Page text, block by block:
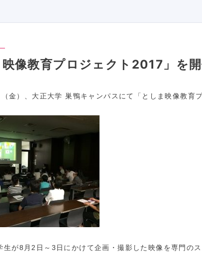
映像教育プロジェクト2017」を
金）、大正大学 巣鴨キャンパスにて 「としま映像教育
生が8月2日～3日にかけて企画・撮影した映像を専門の